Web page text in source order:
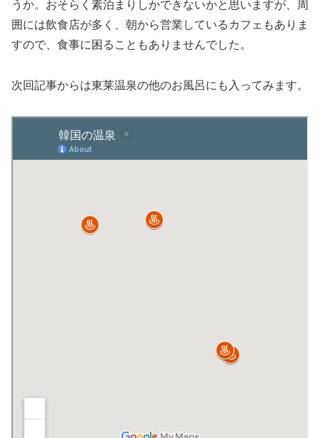
うか。おそらく素泊まりしかできないかと思いますが、周
囲には飲食店が多く、朝から営業しているカフェもありま
すので、食事に困ることもありませんでした。
次回記事からは東莱温泉の他のお風呂にも入ってみます。